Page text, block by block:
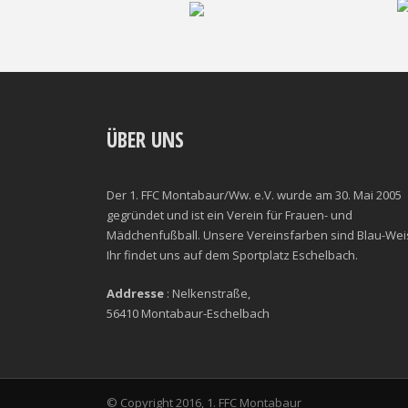
ÜBER UNS
Der 1. FFC Montabaur/Ww. e.V. wurde am 30. Mai 2005
gegründet und ist ein Verein für Frauen- und
Mädchenfußball. Unsere Vereinsfarben sind Blau-
Ihr findet uns auf dem Sportplatz Eschelbach.
Addresse : Nelkenstraße,
56410 Montabaur-Eschelbach
© Copyright 2016, 1. FFC Montabaur